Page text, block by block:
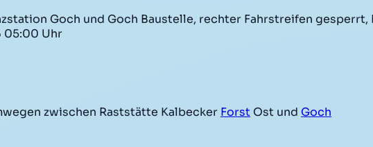
Goch und Goch Baustelle, rechter Fahrstreifen
05:00 Uhr
zwischen Raststätte Kalbecker Forst Ost und Goch